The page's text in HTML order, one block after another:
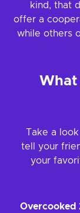
kind, that
offer a
while others
Take a
tell your
your
Overcooked